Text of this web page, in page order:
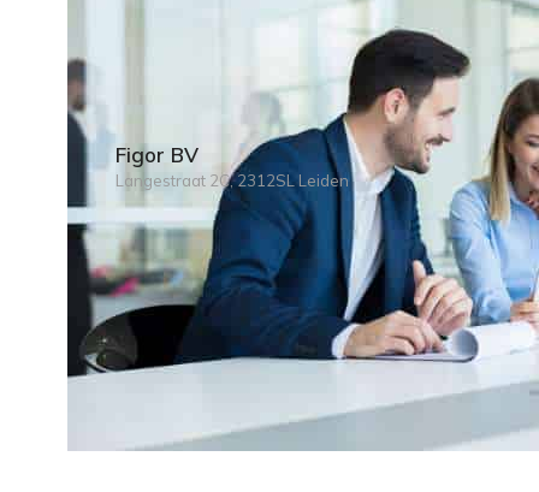
Figor BV
Langestraat 2C, 2312SL Leiden